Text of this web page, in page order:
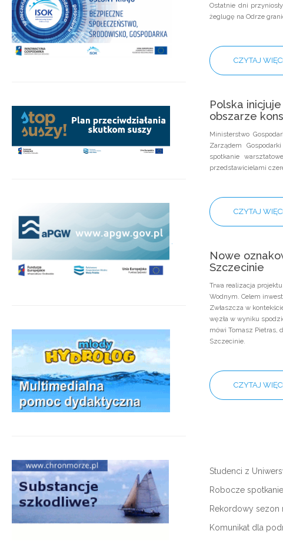
Ostatnie dni
żeglugę na Odrze
CZYTAJ
Polska
obszarze
Ministerstwo
Zarządem
spotkanie
przedstawicielami
CZYTAJ
Nowe
Szczecinie
Trwa realizacja
Wodnym. Celem
Zwłaszcza w
węzła w wyniku
mówi Tomasz Pietras,
Szczecinie.
CZYTAJ
Studenci z
Robocze
Rekordowy sezon
Komunikat dla
.